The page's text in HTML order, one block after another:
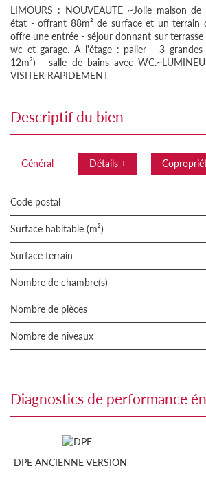
LIMOURS : NOUVEAUTE ~Jolie maison
état - offrant 88m² de surface et un terrain
offre une entrée - séjour donnant sur
wc et garage. A l'étage : palier - 3 grandes
12m²) - salle de bains avec
VISITER RAPIDEMENT
descriptif du bien
Général Détails +
Code postal
Surface habitable (m²)
surface terrain
Nombre de chambre(s)
Nombre de pièces
Nombre de niveaux
diagnostics de performance
DPE ANCIENNE VERSION